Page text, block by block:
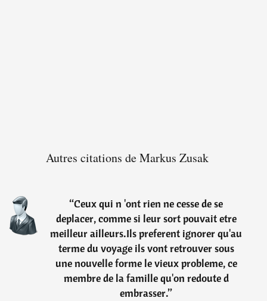
Autres citations de Markus Zusak
“Ceux qui n 'ont rien ne cesse de se
deplacer, comme si leur sort pouvait etre
meilleur ailleurs.Ils preferent ignorer qu'au
terme du voyage ils vont retrouver sous
une nouvelle forme le vieux probleme, ce
membre de la famille qu'on redoute d
embrasser.”